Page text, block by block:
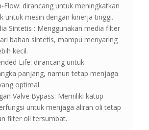
Flow: dirancang untuk meningkatkan
untuk mesin dengan kinerja tinggi.
Sintetis : Menggunakan media filter
bahan sintetis, mampu menyaring
kecil.
Life: dirancang untuk
panjang, namun tetap menjaga
optimal.
Valve Bypass: Memiliki katup
untuk menjaga aliran oli tetap
filter oli tersumbat.